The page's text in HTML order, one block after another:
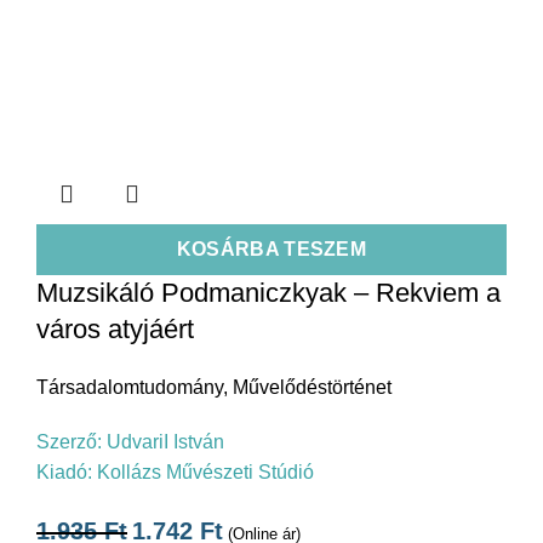
KOSÁRBA TESZEM
Muzsikáló Podmaniczkyak – Rekviem a
város atyjáért
Társadalomtudomány, Művelődéstörténet
Szerző: UdvariI István
Kiadó: Kollázs Művészeti Stúdió
1.935Ft 1.742 Ft (Online ár)